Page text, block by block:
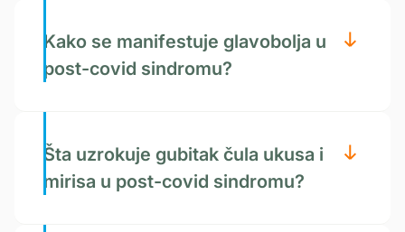
Kako se manifestuje glavobolja u
post-covid sindromu?
Šta uzrokuje gubitak čula ukusa i
mirisa u post-covid sindromu?